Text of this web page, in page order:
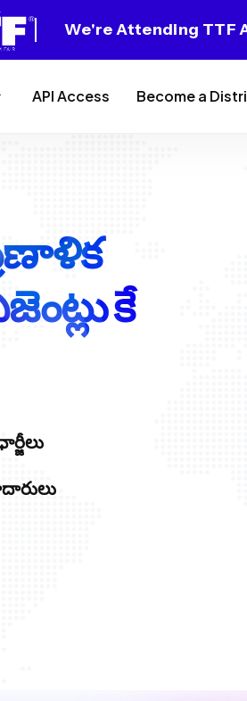
We're Attending TTF
API Access Become a
కే